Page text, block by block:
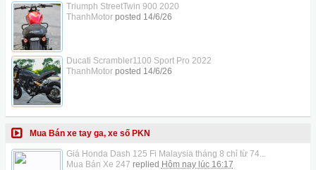
Triumph StreetTwin 900 2020
ThanhMotorposted 14/6/26
Ducati Scrambler1100 Sport Pro 2022
ThanhMotorposted 14/6/26
Mua Bán xe tay ga, xe số PKN
Giá Honda Dash 125 Fi Malaysia tháng 8 chỉ từ 74...
Mua Bán Xe 247 replied Hôm nay lúc 16:17